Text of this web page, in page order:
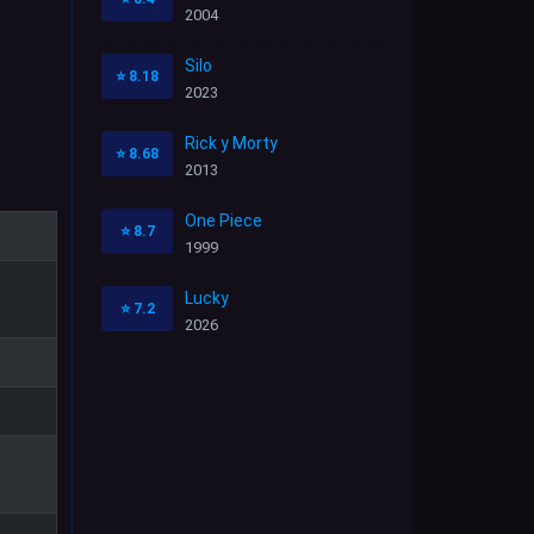
2004
⭐ 8.18
Silo
2023
⭐ 8.68
Rick y Morty
2013
⭐ 8.7
One Piece
1999
⭐ 7.2
Lucky
2026